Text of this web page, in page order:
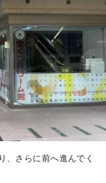
、さらに前へ進んでく